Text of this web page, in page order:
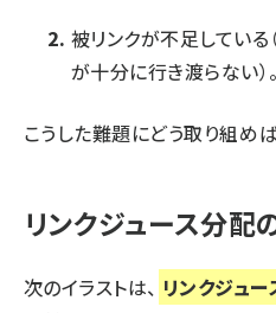
被リンクが不足している
が十分に行き渡らない）。
こうした難題にどう取り組め
リンクジュース分配
次のイラストは、 リンクジュー